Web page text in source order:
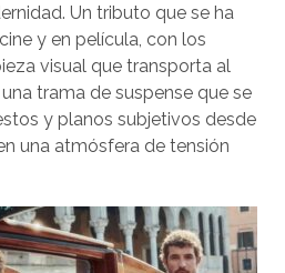
Un tributo que se ha
y en película, con los
visual que transporta al
trama de suspense que se
y planos subjetivos desde
una atmósfera de tensión